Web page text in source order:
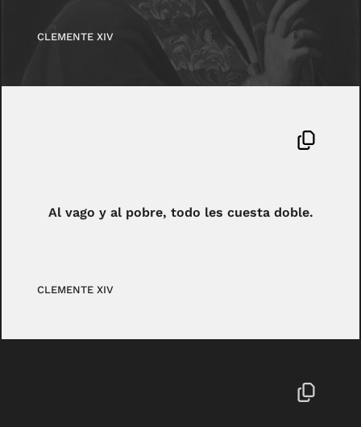
CLEMENTE XIV
Al vago y al pobre, todo les cuesta doble.
CLEMENTE XIV